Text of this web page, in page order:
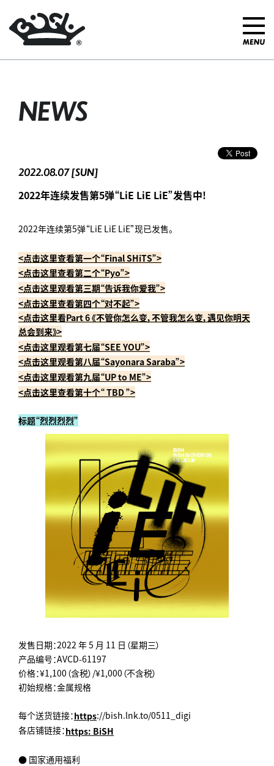
NEWS
2022.08.07 [SUN]
2022年连续发售第5弹“LiE LiE LiE”发售中!
2022年连续第5弹“LiE LiE LiE”现已发售。
<点击这里查看第一个“Final SHiTS”>
<点击这里查看第二个“Pyo”>
<点击这里观看第三期“告诉我你爱我”>
<点击这里查看第四个“对不起”>
<点击这里看Part 6 《不管你怎么变，不管我怎么变，遇见你明天
总会到来》>
<点击这里观看第七届“SEE YOU”>
<点击这里观看第八届“Sayonara Saraba”>
<点击这里观看第九届“UP to ME”>
<点击这里查看第十个“ TBD ”>
标题“烈烈烈烈”
发售日期：2022 年 5 月 11 日（星期三）
产品编号：AVCD-61197
价格：¥1,100（含税）/¥1,000（不含税）
初始规格：金属规格
每个送货链接：https://bish.lnk.to/0511_digi
各店铺链接：https: BiSH
● 国家通用福利